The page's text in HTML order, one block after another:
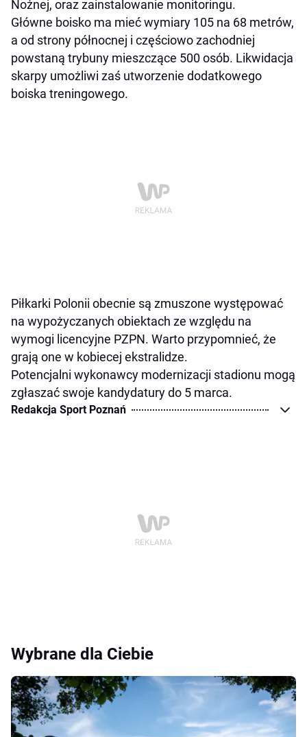
Nożnej, oraz zainstalowanie monitoringu.
Główne boisko ma mieć wymiary 105 na 68 metrów,
a od strony północnej i częściowo zachodniej
powstaną trybuny mieszczące 500 osób. Likwidacja
skarpy umożliwi zaś utworzenie dodatkowego
boiska treningowego.
Piłkarki Polonii obecnie są zmuszone występować
na wypożyczanych obiektach ze względu na
wymogi licencyjne PZPN. Warto przypomnieć, że
grają one w kobiecej ekstralidze.
Potencjalni wykonawcy modernizacji stadionu mogą
zgłaszać swoje kandydatury do 5 marca.
Redakcja Sport Poznań
Wybrane dla Ciebie